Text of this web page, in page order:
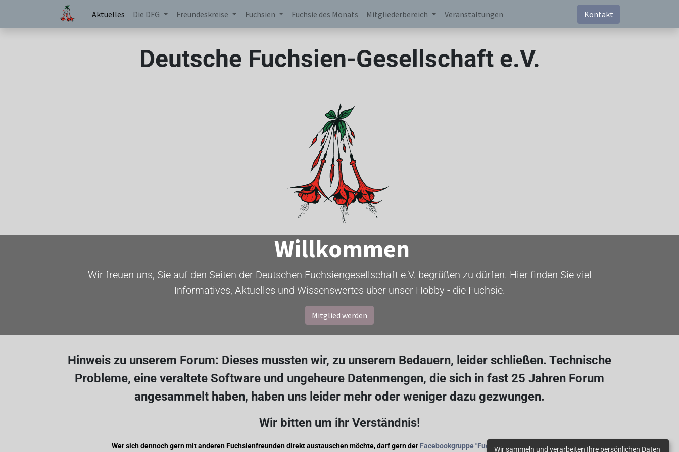
Aktuelles Die DFG Freundeskreise Fuchsien Fuchsie des Monats Mitgliederbereich Veranstaltungen Kontakt
Deutsche Fuchsien-Gesellschaft e.V.
Willkommen
Wir freuen uns, Sie auf den Seiten der Deutschen Fuchsiengesellschaft e.V. begrüßen zu dürfen. Hier finden Sie viel
Informatives, Aktuelles und Wissenswertes über unser Hobby - die Fuchsie.
Mitglied werden
Hinweis zu unserem Forum: Dieses mussten wir, zu unserem Bedauern, leider schließen. Technische
Probleme, eine veraltete Software und ungeheure Datenmengen, die sich in fast 25 Jahren Forum
angesammelt haben, haben uns leider mehr oder weniger dazu gezwungen.
Wir bitten um ihr Verständnis!
Wer sich dennoch gern mit anderen Fuchsienfreunden direkt austauschen möchte, darf gern der Facebookgruppe"Fuchsienfreunde" beitreten.
Wir sammeln und verarbeiten Ihre persönlichen Daten